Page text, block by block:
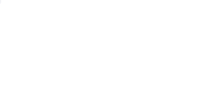
comme des points de carte. L'élément